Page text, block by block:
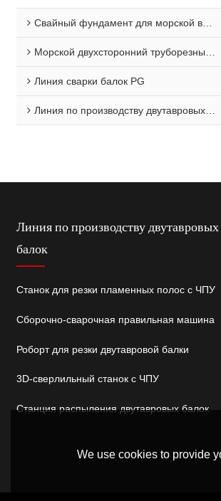
Свайный фундамент для морской ветроэнергетики
Морской двухсторонний труборезный станок
Линия сварки балок PG
Линия по производству двутавровых балок для морских платформ
Линия по производству двутавровых
балок
Станок для резки пламенных полос с ЧПУ
Сборочно-сварочная правильная машина
Роборт для резки двутавровой балки
3D-сверлильный станок с ЧПУ
Станция распыления двутавровых балок
We use cookies to provide